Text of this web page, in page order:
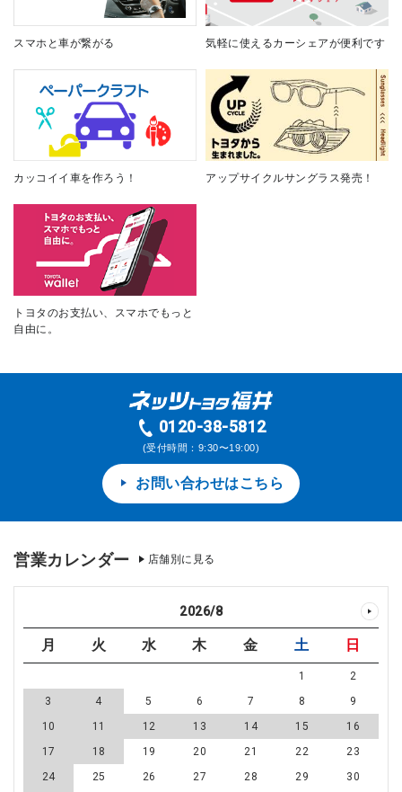
スマホと車が繋がる 気軽に使えるカーシェアが便利です
カッコイイ車を作ろう！ アップサイクルサングラス発売！
トヨタのお支払い、スマホでもっと
自由に。
0120-38-5812
(受付時間：9:30〜19:00)
お問い合わせはこちら
営業カレンダー 店舗別に見る
2026/8
月 火 水 木 金 土 日
1
2
3
4 5 6 7 8
9
10
11 12 13 14 15
16
17
18 19 20 21 22
23
24
25 26 27 28 29 30